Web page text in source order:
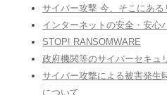
サイバー攻撃 今、そこにある
インターネットの安全・安心
STOP! RANSOMWARE
政府機関等のサイバーセキュ
サイバー攻撃による被害発生
について